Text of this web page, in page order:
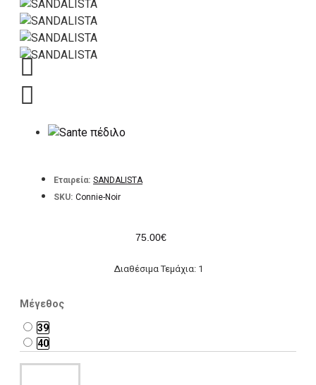
Εταιρεία: SANDALISTA
SKU: Connie-Noir
75.00€
Διαθέσιμα Τεμάχια: 1
Μέγεθος
39
40